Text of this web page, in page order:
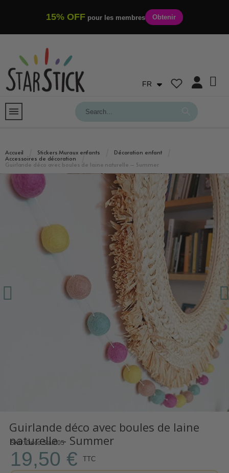
15% OFF pour les membres Obtenir
FR
Accueil Stickers Muraux enfants
Décoration enfant
Accessoires de décoration
Guirlande déco avec boules de laine naturelle – Summer
Guirlande déco avec boules de laine
naturelle – Summer
SKU Deco Star005
19,50 € TTC